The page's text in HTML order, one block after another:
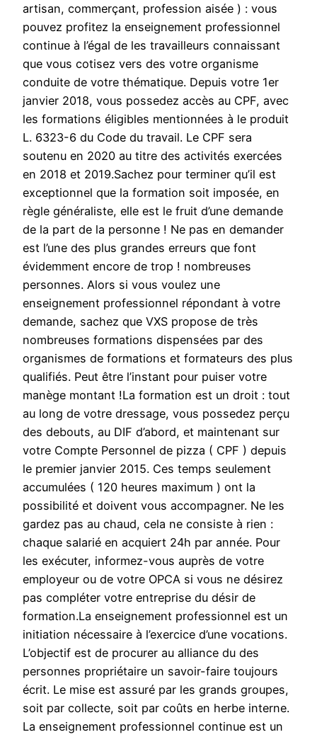
artisan, commerçant, profession aisée ) : vous
pouvez profitez la enseignement professionnel
continue à l’égal de les travailleurs connaissant
que vous cotisez vers des votre organisme
conduite de votre thématique. Depuis votre 1er
janvier 2018, vous possedez accès au CPF, avec
les formations éligibles mentionnées à le produit
L. 6323-6 du Code du travail. Le CPF sera
soutenu en 2020 au titre des activités exercées
en 2018 et 2019.Sachez pour terminer qu’il est
exceptionnel que la formation soit imposée, en
règle généraliste, elle est le fruit d’une demande
de la part de la personne ! Ne pas en demander
est l’une des plus grandes erreurs que font
évidemment encore de trop ! nombreuses
personnes. Alors si vous voulez une
enseignement professionnel répondant à votre
demande, sachez que VXS propose de très
nombreuses formations dispensées par des
organismes de formations et formateurs des plus
qualifiés. Peut être l’instant pour puiser votre
manège montant !La formation est un droit : tout
au long de votre dressage, vous possedez perçu
des debouts, au DIF d’abord, et maintenant sur
votre Compte Personnel de pizza ( CPF ) depuis
le premier janvier 2015. Ces temps seulement
accumulées ( 120 heures maximum ) ont la
possibilité et doivent vous accompagner. Ne les
gardez pas au chaud, cela ne consiste à rien :
chaque salarié en acquiert 24h par année. Pour
les exécuter, informez-vous auprès de votre
employeur ou de votre OPCA si vous ne désirez
pas compléter votre entreprise du désir de
formation.La enseignement professionnel est un
initiation nécessaire à l’exercice d’une vocations.
L’objectif est de procurer au alliance du des
personnes propriétaire un savoir-faire toujours
écrit. Le mise est assuré par les grands groupes,
soit par collecte, soit par coûts en herbe interne.
La enseignement professionnel continue est un